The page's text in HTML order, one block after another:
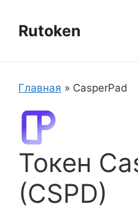
содержимому
Rutoken
Главная » CasperPad
Токен
(CSPD)